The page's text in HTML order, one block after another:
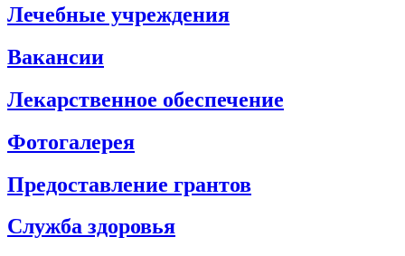
Лечебные учреждения
Вакансии
Лекарственное обеспечение
Фотогалерея
Предоставление грантов
Служба здоровья